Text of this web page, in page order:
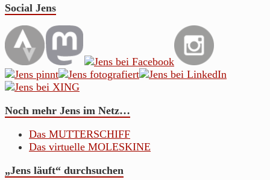
Social Jens
Noch mehr Jens im Netz…
Das MUTTERSCHIFF
Das virtuelle MOLESKINE
„Jens läuft“ durchsuchen